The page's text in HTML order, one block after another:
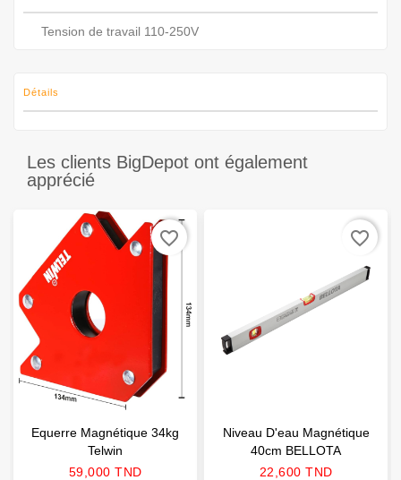
Tension de travail 110-250V
Détails
Les clients BigDepot ont également
apprécié
Equerre Magnétique 34kg
Telwin
Prix
59,000 TND
favorite_border
Niveau D'eau Magnétique
40cm BELLOTA
Prix
22,600 TND
favorite_border